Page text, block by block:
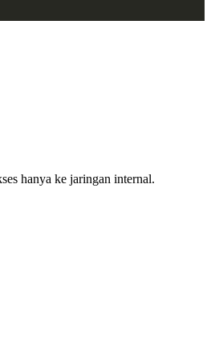
hanya ke jaringan internal.